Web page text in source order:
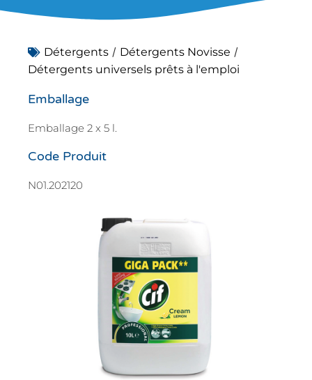
Détergents / Détergents Novisse /
Détergents universels prêts à l'emploi
Emballage
Emballage 2 x 5 l.
Code Produit
N01.202120